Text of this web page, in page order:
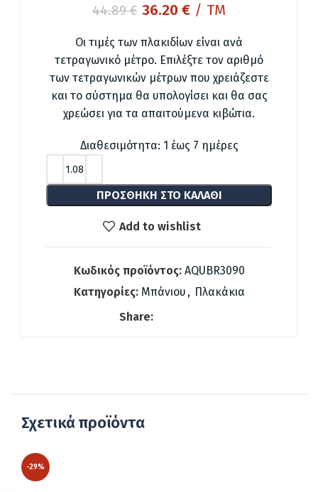
44.89€ Original
was:
44.89 €.
36.20 €Η
τιμή
είναι:
36.20 €.
/ TM
Οι τιμές των πλακιδίων είναι ανά
τετραγωνικό μέτρο. Επιλέξτε τον αριθμό
των τετραγωνικών μέτρων που χρειάζεστε
και το σύστημα θα υπολογίσει και θα σας
χρεώσει για τα απαιτούμενα κιβώτια.
Διαθεσιμότητα: 1 έως 7 ημέρες
ΠΡΟΣΘΉΚΗ ΣΤΟ ΚΑΛΆΘΙ
Add to wishlist
Κωδικός προϊόντος: AQUBR3090
Κατηγορίες: Μπάνιου , Πλακάκια
Share:
Σχετικά προϊόντα
-29%